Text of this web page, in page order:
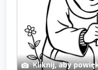
Kliknij, aby